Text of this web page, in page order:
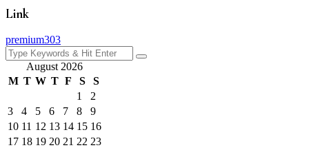
Link
premium303
Search
for: August 2026
M T W T F S
S
1
2
3
4 5 6 7 8
9
10 11 12 13 14 15 16
17 18 19 20 21 22 23